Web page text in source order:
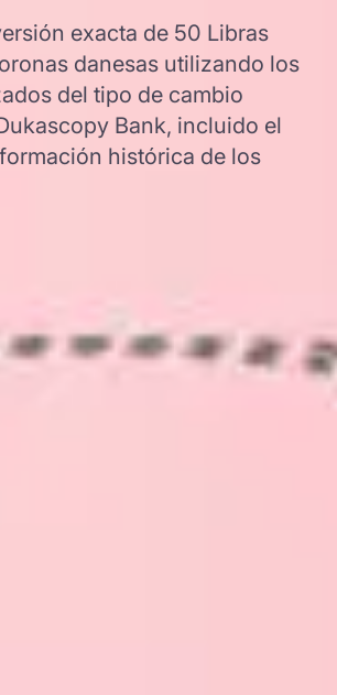
exacta de 50 Libras
danesas utilizando los
del tipo de cambio
Bank, incluido el
histórica de los